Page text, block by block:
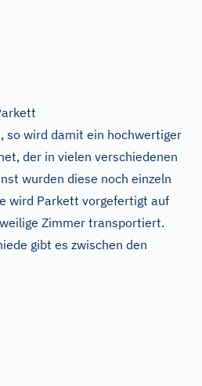
so wird damit ein hochwertiger
der in vielen verschiedenen
wurden diese noch einzeln
wird Parkett vorgefertigt auf
Zimmer transportiert.
gibt es zwischen den